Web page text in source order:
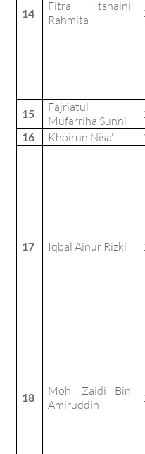
14
Fitra Itsnaini
Rahmita
15
Fajriatul
Mufarriha Sunni
16 Khoirun Nisa'
17 Iqbal Ainur Rizki
18
Moh. Zaidi Bin
Amiruddin